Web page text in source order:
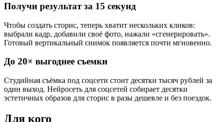
Получи результат за 15 секунд
Чтобы создать сторис, теперь хватит нескольких кликов:
выбрали кадр, добавили своё фото, нажали «сгенерировать».
Готовый вертикальный снимок появляется почти мгновенно.
До 20× выгоднее съемки
Студийная съёмка под соцсети стоит десятки тысяч рублей за
один выход. Нейросеть для соцсетей собирает десятки
эстетичных образов для сторис в разы дешевле и без поездок.
Для кого